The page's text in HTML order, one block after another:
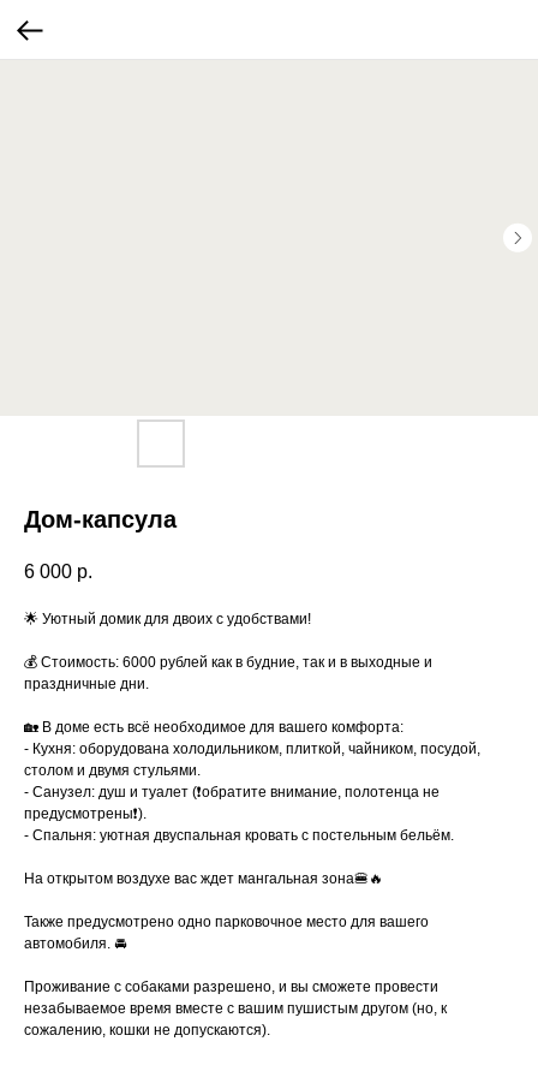
Дом-капсула
6 000 р.
🌟 Уютный домик для двоих с удобствами!
💰 Стоимость: 6000 рублей как в будние, так и в выходные и
праздничные дни.
🏡 В доме есть всё необходимое для вашего комфорта:
- Кухня: оборудована холодильником, плиткой, чайником, посудой,
столом и двумя стульями.
- Санузел: душ и туалет (❗️обратите внимание, полотенца не
предусмотрены❗️).
- Спальня: уютная двуспальная кровать с постельным бельём.
На открытом воздухе вас ждет мангальная зона🍔🔥
Также предусмотрено одно парковочное место для вашего
автомобиля. 🚘
Проживание с собаками разрешено, и вы сможете провести
незабываемое время вместе с вашим пушистым другом (но, к
сожалению, кошки не допускаются).